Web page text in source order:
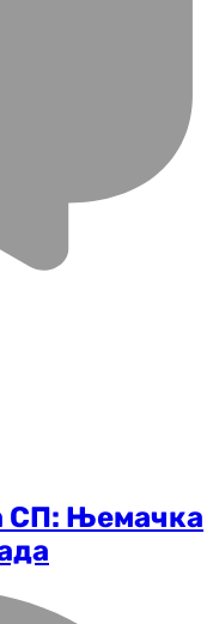
СП: Њемачка